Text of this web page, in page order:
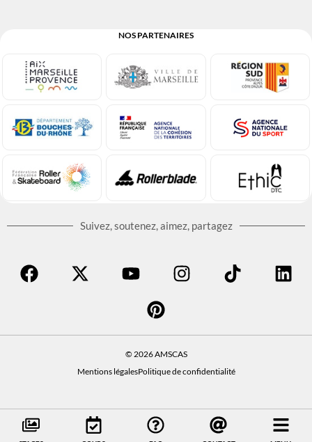
NOS PARTENAIRES
Suivez, soutenez, aimez, partagez
© 2026 AMSCAS
Mentions légalesPolitique de confidentialité